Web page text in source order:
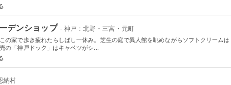
デンショップ - 神戸：北野・三宮・元町
の家で歩き疲れたらしばし一休み。芝生の庭で異人館を眺めながらソフトクリームは
の「神戸ドック」はキャベツがシ...
納村